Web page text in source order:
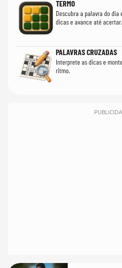
TERMO
Descubra a palavra do dia
dicas e avance até acertar.
PALAVRAS CRUZADAS
Interprete as dicas e
ritmo.